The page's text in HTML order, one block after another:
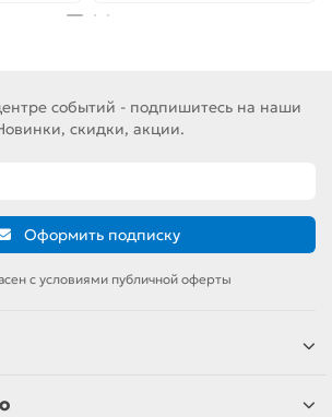
событий - подпишитесь на наши
скидки, акции.
Оформить подписку
с условиями публичной оферты